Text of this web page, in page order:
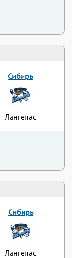
Сибирь
Лангепас
Сибирь
Лангепас